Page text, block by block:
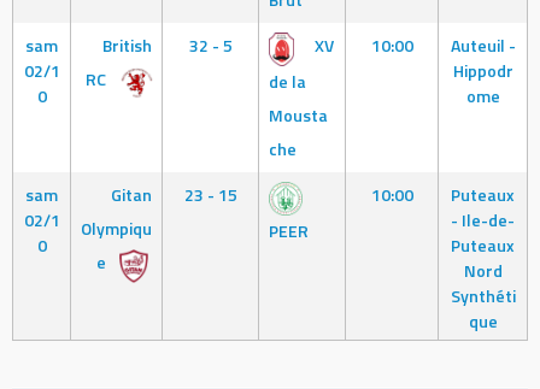
sam
02/1
0
British
RC
32 - 5
XV
de la
Mousta
che
10:00
Auteuil -
Hippodr
ome
sam
02/1
0
Gitan
Olympiqu
e
23 - 15
PEER
10:00
Puteaux
- Ile-de-
Puteaux
Nord
Synthéti
que